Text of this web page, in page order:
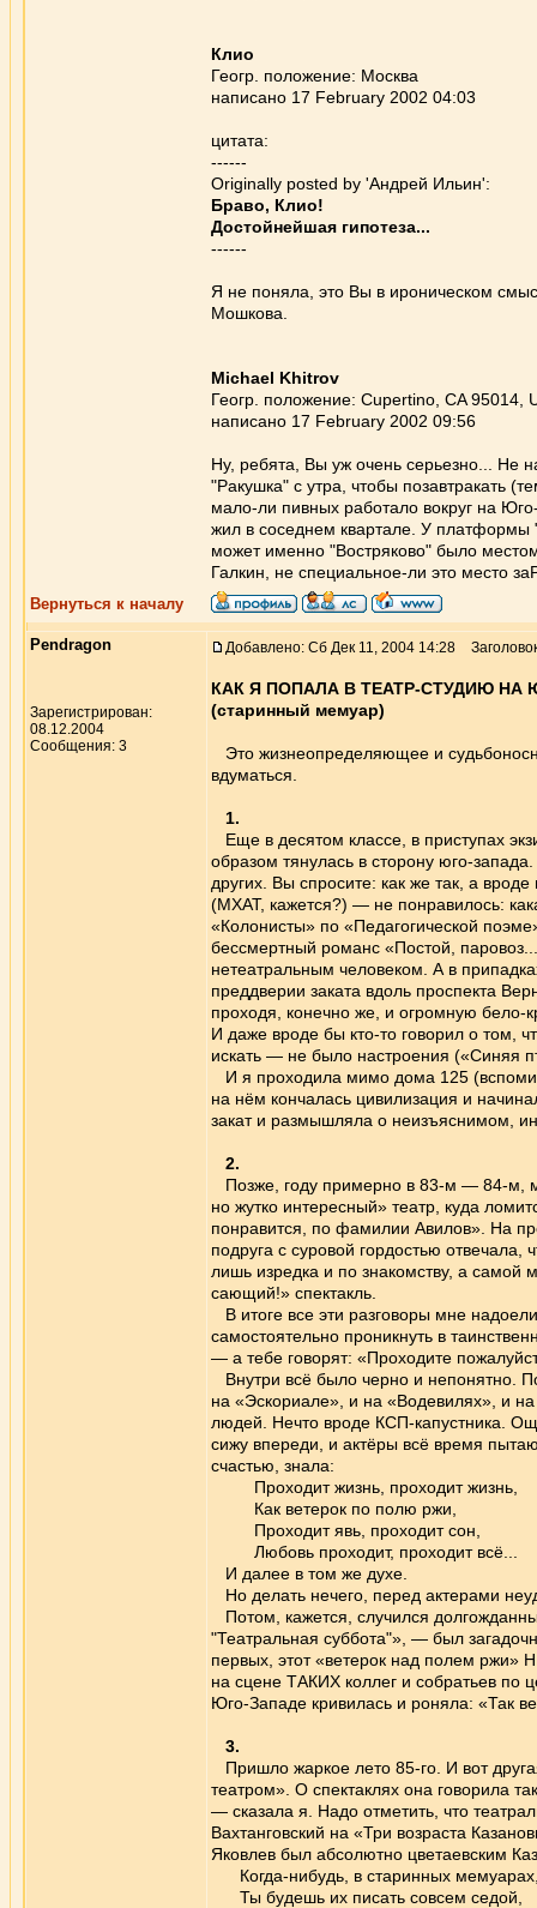
Клио
Геогр. положение: Москва
написано 17 February 2002 04:03
цитата:
------
Originally posted by 'Андрей Ильин':
Браво, Клио!
Достойнейшая гипотеза...
------
Я не поняла, это Вы в ироническом
Мошкова.
Michael Khitrov
Геогр. положение: Cupertino, CA 95014,
написано 17 February 2002 09:56
Ну, ребята, Вы уж очень серьезно... Не
"Ракушка" с утра, чтобы позавтракать
мало-ли пивных работало вокруг на
жил в соседнем квартале. У платформы
может именно "Востряково" было
Галкин, не специальное-ли это место
Вернуться к началу
Pendragon
Зарегистрирован:
08.12.2004
Сообщения: 3
Добавлено: Сб Дек 11, 2004 14:28
КАК Я ПОПАЛА В ТЕАТР-СТУДИЮ НА
(старинный мемуар)
Это жизнеопределяющее и
вдуматься.
1.
Еще в десятом классе, в приступах
образом тянулась в сторону юго-
других. Вы спросите: как же так, а
(МХАТ, кажется?) — не понравилось:
«Колонисты» по «Педагогической
бессмертный романс «Постой,
нетеатральным человеком. А в
преддверии заката вдоль проспекта
проходя, конечно же, и огромную бело-
И даже вроде бы кто-то говорил о том,
искать — не было настроения («Синяя
И я проходила мимо дома 125
на нём кончалась цивилизация и
закат и размышляла о неизъяснимом,
2.
Позже, году примерно в 83-м — 84-м,
но жутко интересный» театр, куда
понравится, по фамилии Авилов». На
подруга с суровой гордостью
лишь изредка и по знакомству, а самой
сающий!» спектакль.
В итоге все эти разговоры мне
самостоятельно проникнуть в
— а тебе говорят: «Проходите
Внутри всё было черно и непонятно.
на «Эскориале», и на «Водевилях», и
людей. Нечто вроде КСП-капустника.
сижу впереди, и актёры всё время
счастью, знала:
Проходит жизнь, проходит жизнь,
Как ветерок по полю ржи,
Проходит явь, проходит сон,
Любовь проходит, проходит всё...
И далее в том же духе.
Но делать нечего, перед актерами
Потом, кажется, случился
"Театральная суббота"», — был
первых, этот «ветерок над полем
на сцене ТАКИХ коллег и собратьев по
Юго-Западе кривилась и роняла: «Так
3.
Пришло жаркое лето 85-го. И вот
театром». О спектаклях она говорила
— сказала я. Надо отметить, что
Вахтанговский на «Три возраста
Яковлев был абсолютно цветаевским
Когда-нибудь, в старинных
Ты будешь их писать совсем седой,